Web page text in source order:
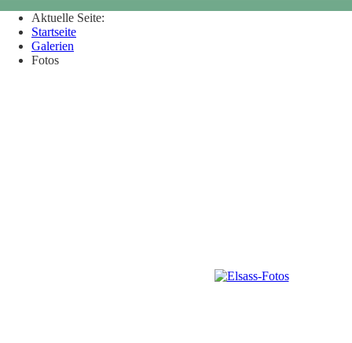
Aktuelle Seite:
Startseite
Galerien
Fotos